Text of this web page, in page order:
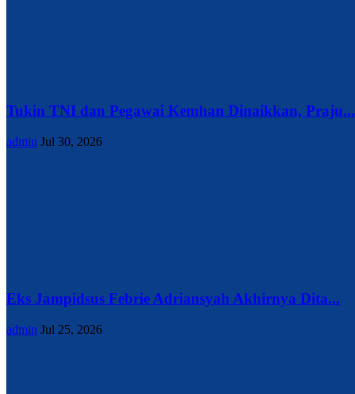
Tukin TNI dan Pegawai Kemhan Dinaikkan, Praju...
admin Jul 30, 2026
Eks Jampidsus Febrie Adriansyah Akhirnya Dita...
admin Jul 25, 2026